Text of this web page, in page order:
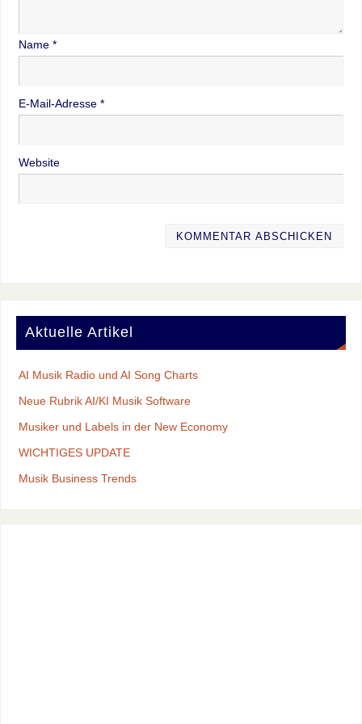
Name *
E-Mail-Adresse *
Website
Aktuelle Artikel
AI Musik Radio und AI Song Charts
Neue Rubrik AI/KI Musik Software
Musiker und Labels in der New Economy
WICHTIGES UPDATE
Musik Business Trends